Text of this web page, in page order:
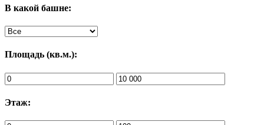
В какой башне:
Площадь (кв.м.):
Этаж: